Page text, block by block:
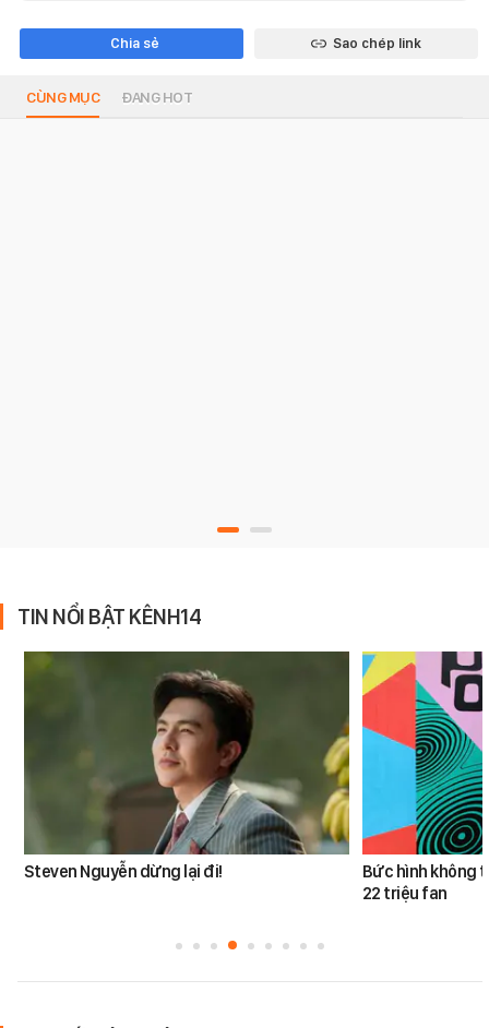
Chia sẻ Sao chép link
CÙNG MỤC ĐANG HOT
TIN NỔI BẬT KÊNH14
Steven Nguyễn dừng lại đi!
Bức hình không
22 triệu fan